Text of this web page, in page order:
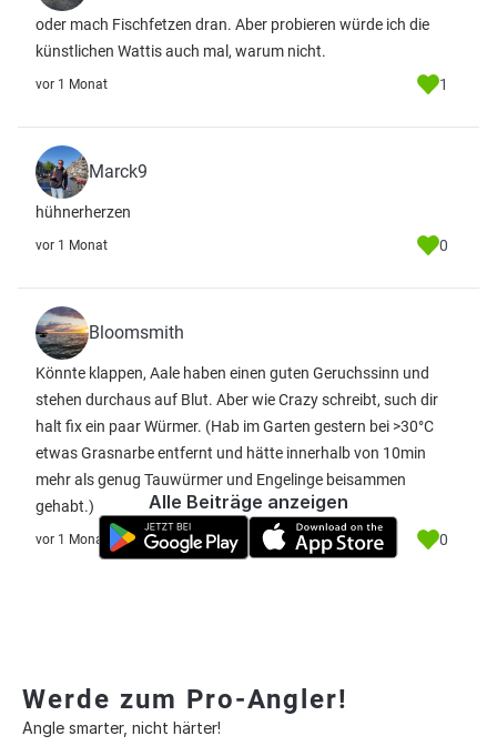
oder mach Fischfetzen dran. Aber probieren würde ich die
künstlichen Wattis auch mal, warum nicht.
vor 1 Monat 1
Marck9
hühnerherzen
vor 1 Monat 0
Bloomsmith
Könnte klappen, Aale haben einen guten Geruchssinn und
stehen durchaus auf Blut. Aber wie Crazy schreibt, such dir
halt fix ein paar Würmer. (Hab im Garten gestern bei >30°C
etwas Grasnarbe entfernt und hätte innerhalb von 10min
mehr als genug Tauwürmer und Engelinge beisammen
gehabt.)
vor 1 Monat 0
Alle Beiträge anzeigen
Werde zum Pro-Angler!
Angle smarter, nicht härter!